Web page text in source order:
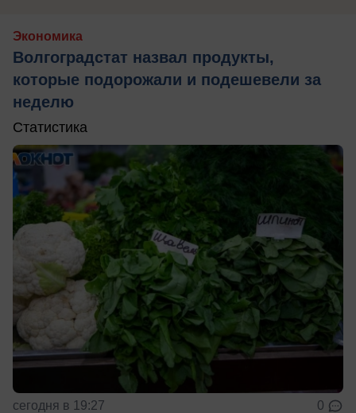
Экономика
Волгоградстат назвал продукты,
которые подорожали и подешевели за
неделю
Статистика
сегодня в 19:27 0